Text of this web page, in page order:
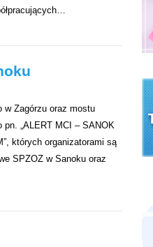
w Zagórzu oraz mostu
pn. „ALERT MCI – SANOK
których organizatorami są
SPZOZ w Sanoku oraz